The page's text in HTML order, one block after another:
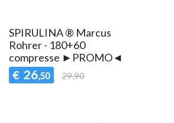
SPIRULINA ® Marcus
Rohrer - 180+60
compresse ►PROMO◄
€ 26,50 29,90